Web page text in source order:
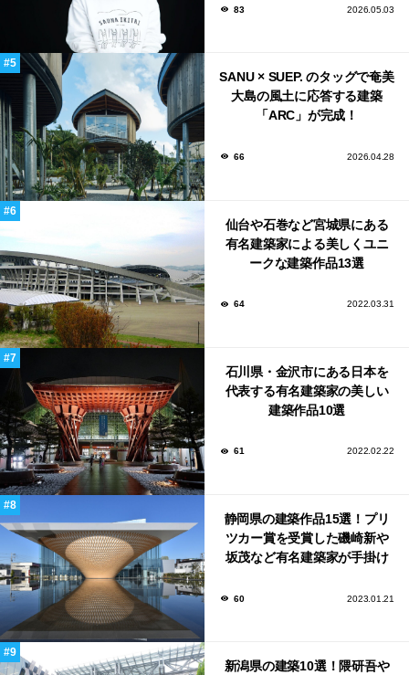
83 2026.05.03
SANU × SUEP. のタッグで奄美
大島の風土に応答する建築
「ARC」が完成！
66 2026.04.28
仙台や石巻など宮城県にある
有名建築家による美しくユニ
ークな建築作品13選
64 2022.03.31
石川県・金沢市にある日本を
代表する有名建築家の美しい
建築作品10選
61 2022.02.22
静岡県の建築作品15選！プリ
ツカー賞を受賞した磯崎新や
坂茂など有名建築家が手掛け
60 2023.01.21
新潟県の建築10選！隈研吾や